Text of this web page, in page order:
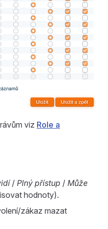
viz Role a
/ Plný přístup / Může
hodnoty).
zákaz mazat